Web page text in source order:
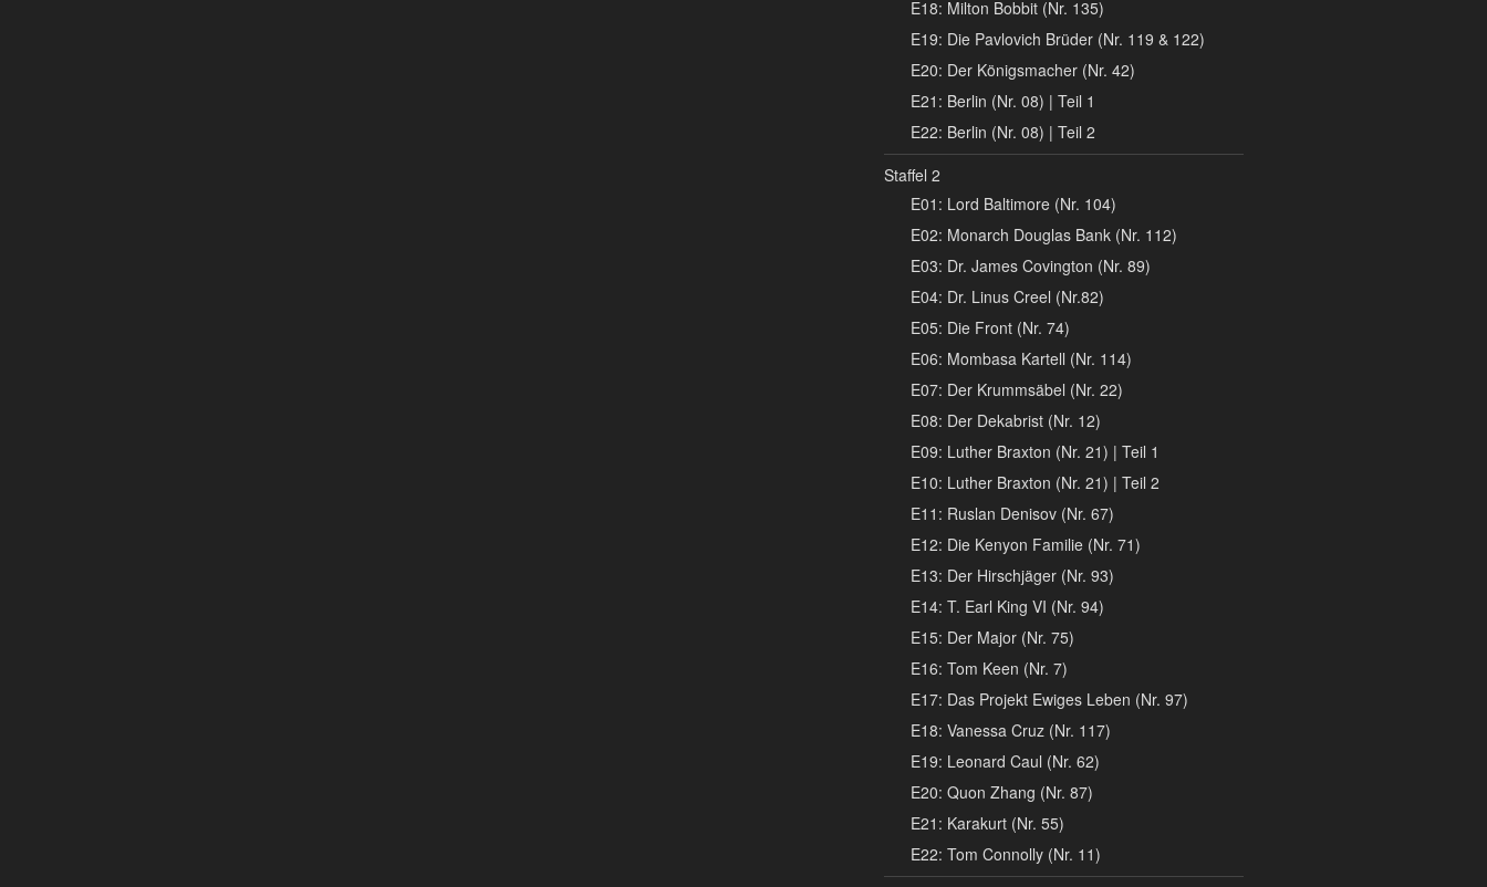
E18: Milton Bobbit (Nr. 135)
E19: Die Pavlovich Brüder (Nr. 119 & 122)
E20: Der Königsmacher (Nr. 42)
E21: Berlin (Nr. 08) | Teil 1
E22: Berlin (Nr. 08) | Teil 2
Staffel 2
E01: Lord Baltimore (Nr. 104)
E02: Monarch Douglas Bank (Nr. 112)
E03: Dr. James Covington (Nr. 89)
E04: Dr. Linus Creel (Nr.82)
E05: Die Front (Nr. 74)
E06: Mombasa Kartell (Nr. 114)
E07: Der Krummsäbel (Nr. 22)
E08: Der Dekabrist (Nr. 12)
E09: Luther Braxton (Nr. 21) | Teil 1
E10: Luther Braxton (Nr. 21) | Teil 2
E11: Ruslan Denisov (Nr. 67)
E12: Die Kenyon Familie (Nr. 71)
E13: Der Hirschjäger (Nr. 93)
E14: T. Earl King VI (Nr. 94)
E15: Der Major (Nr. 75)
E16: Tom Keen (Nr. 7)
E17: Das Projekt Ewiges Leben (Nr. 97)
E18: Vanessa Cruz (Nr. 117)
E19: Leonard Caul (Nr. 62)
E20: Quon Zhang (Nr. 87)
E21: Karakurt (Nr. 55)
E22: Tom Connolly (Nr. 11)